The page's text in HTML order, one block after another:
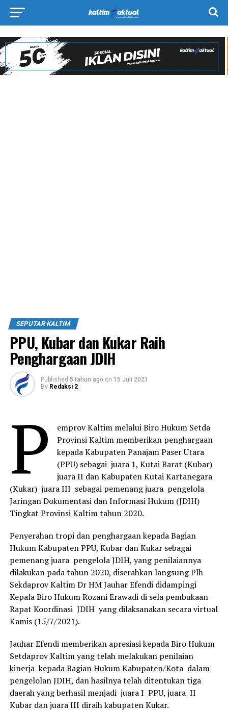
SEPUTAR KALTIM
PPU, Kubar dan Kukar Raih
Penghargaan JDIH
Published 5 tahun ago on 15 Juli 2021
By Redaksi 2
P
emprov Kaltim melalui Biro Hukum Setda
Provinsi Kaltim memberikan penghargaan
kepada Kabupaten Panajam Paser Utara
(PPU) sebagai juara 1, Kutai Barat (Kubar)
juara II dan Kabupaten Kutai Kartanegara
(Kukar) juara III sebagai pemenang juara pengelola
Jaringan Dokumentasi dan Informasi Hukum (JDIH)
Tingkat Provinsi Kaltim tahun 2020.
Penyerahan tropi dan penghargaan kepada Bagian
Hukum Kabupaten PPU, Kubar dan Kukar sebagai
pemenang juara pengelola JDIH, yang penilaiannya
dilakukan pada tahun 2020, diserahkan langsung Plh
Sekdaprov Kaltim Dr HM Jauhar Efendi didampingi
Kepala Biro Hukum Rozani Erawadi di sela pembukaan
Rapat Koordinasi JDIH yang dilaksanakan secara virtual
Kamis (15/7/2021).
Jauhar Efendi memberikan apresiasi kepada Biro Hukum
Setdaprov Kaltim yang telah melakukan penilaian
kinerja kepada Bagian Hukum Kabupaten/Kota dalam
pengelolan JDIH, dan hasilnya telah ditentukan tiga
daerah yang berhasil menjadi juara I PPU, juara II
Kubar dan juara III diraih kabupaten Kukar.